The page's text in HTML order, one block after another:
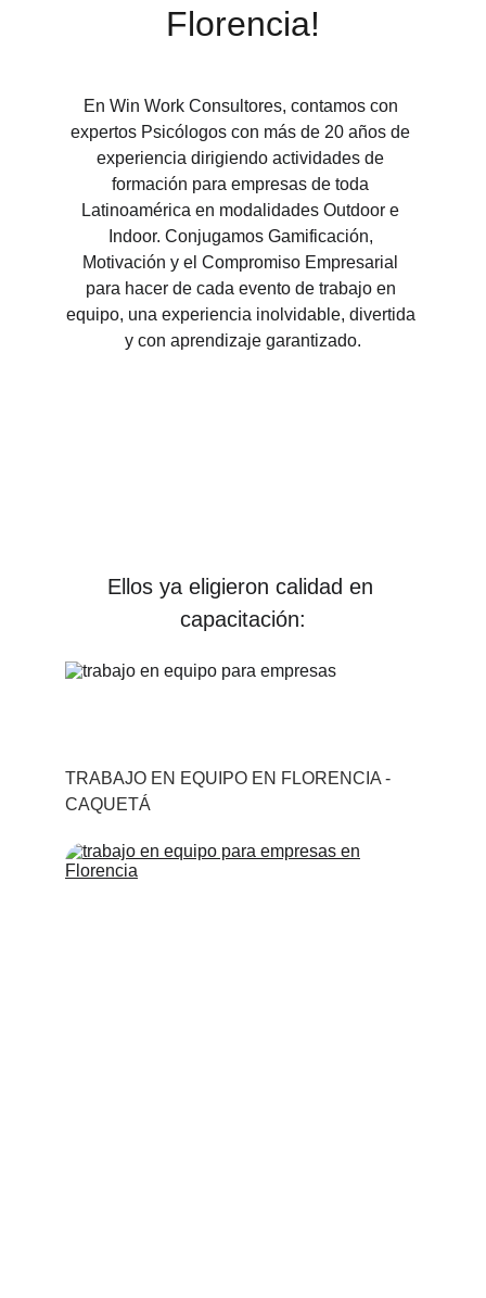
Florencia!
En Win Work Consultores, contamos con
expertos Psicólogos con más de 20 años de
experiencia dirigiendo actividades de
formación para empresas de toda
Latinoamérica en modalidades Outdoor e
Indoor. Conjugamos Gamificación,
Motivación y el Compromiso Empresarial
para hacer de cada evento de trabajo en
equipo, una experiencia inolvidable, divertida
y con aprendizaje garantizado.
Ellos ya eligieron calidad en
capacitación:
TRABAJO EN EQUIPO EN FLORENCIA -
CAQUETÁ